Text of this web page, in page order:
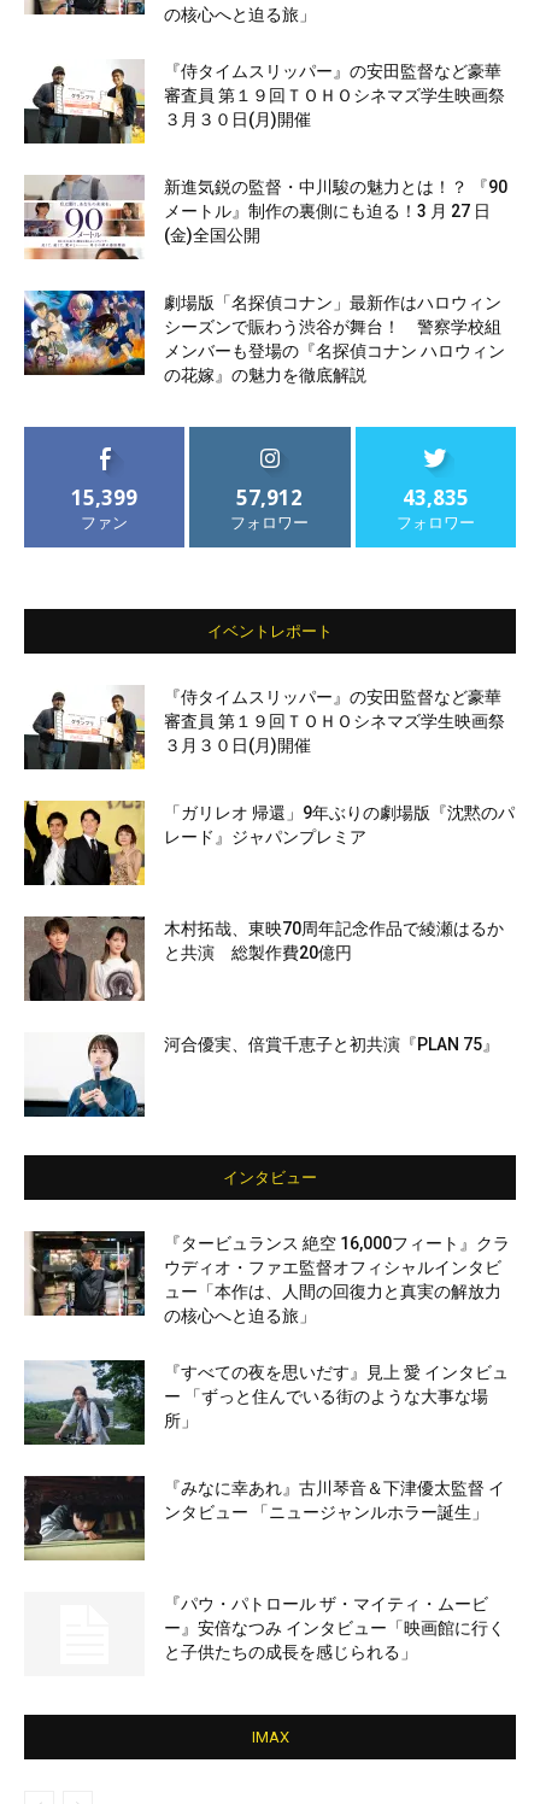
の核心へと迫る旅」
『侍タイムスリッパー』の安田監督など豪華
審査員 第１９回ＴＯＨＯシネマズ学生映画祭
３月３０日(月)開催
新進気鋭の監督・中川駿の魅力とは！？ 『90
メートル』制作の裏側にも迫る！3 月 27 日
(金)全国公開
劇場版「名探偵コナン」最新作はハロウィン
シーズンで賑わう渋谷が舞台！ 警察学校組
メンバーも登場の『名探偵コナン ハロウィン
の花嫁』の魅力を徹底解説
15,399
ファン
57,912
フォロワー
43,835
フォロワー
イベントレポート
『侍タイムスリッパー』の安田監督など豪華
審査員 第１９回ＴＯＨＯシネマズ学生映画祭
３月３０日(月)開催
「ガリレオ 帰還」9年ぶりの劇場版『沈黙のパ
レード』ジャパンプレミア
木村拓哉、東映70周年記念作品で綾瀬はるか
と共演 総製作費20億円
河合優実、倍賞千恵子と初共演『PLAN 75』
インタビュー
『タービュランス 絶空 16,000フィート』クラ
ウディオ・ファエ監督オフィシャルインタビ
ュー「本作は、人間の回復力と真実の解放力
の核心へと迫る旅」
『すべての夜を思いだす』見上 愛 インタビュ
ー 「ずっと住んでいる街のような大事な場
所」
『みなに幸あれ』古川琴音＆下津優太監督 イ
ンタビュー 「ニュージャンルホラー誕生」
『パウ・パトロール ザ・マイティ・ムービ
ー』安倍なつみ インタビュー「映画館に行く
と子供たちの成長を感じられる」
IMAX